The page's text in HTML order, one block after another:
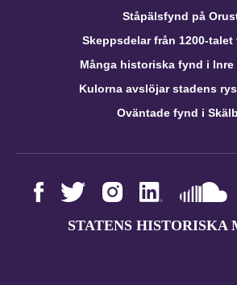
Ståpälsfynd på
Skeppsdelar från 1200-
Många historiska fynd i Inre
Kulorna avslöjar stadens
Oväntade fynd i
STATENS HISTORISKA